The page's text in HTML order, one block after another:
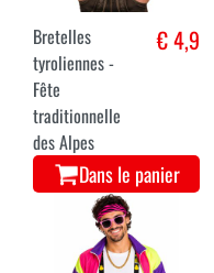
Bretelles
tyroliennes -
Fête
traditionnelle
des Alpes
€ 4,9
Dans le panier